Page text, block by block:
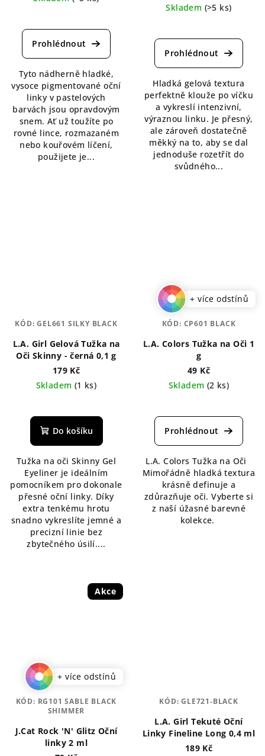
hodnocení
produktu
z
5
hvězdiček.
Tyto nádherně hladké,
vysoce pigmentované oční
linky v pastelových
barvách jsou opravdovým
snem. Ať už toužíte po
rovné lince, rozmazaném
nebo kouřovém líčení,
použijete je...
Skladem (>5 ks)
hodnocení
produktu
z
5
hvězdiček.
Hladká gelová textura
perfektně klouže po víčku
a vykreslí intenzivní,
výraznou linku. Je přesný,
ale zároveň dostatečně
měkký na to, aby se dal
jednoduše rozetřít do
svůdného...
L.A. Girl Gelová Tužka na
Oči Skinny - černá 0,1 g
179 Kč
Skladem (1 ks)
hodnocení
produktu
z
5
hvězdiček.
Do košíku
Tužka na oči Skinny Gel
Eyeliner je ideálním
pomocníkem pro dokonale
přesné oční linky. Díky
extra tenkému hrotu
snadno vykreslíte jemné a
precizní linie bez
zbytečného úsilí....
KÓD:GEL661 SILKY BLACK
+ více odstínů
L.A. Colors Tužka na Oči 1
g
49 Kč
Skladem (2 ks)
hodnocení
produktu
z
5
hvězdiček.
L.A. Colors Tužka na Oči
Mimořádně hladká textura
krásně definuje a
zdůrazňuje oči. Vyberte si
z naší úžasné barevné
kolekce.
KÓD: CP601 BLACK
Akce
+ více odstínů
J.Cat Rock 'N' Glitz Oční
linky 2 ml
KÓD: RG101 SABLE BLACK
SHIMMER
L.A. Girl Tekuté Oční
Linky Fineline Long 0,4 ml
189 Kč
KÓD:GLE721-BLACK